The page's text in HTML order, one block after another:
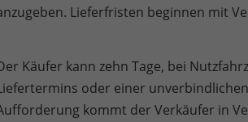
Lieferfristen beginnen mit
Käufer kann zehn Tage, bei
oder einer
kommt der Verkäufer in